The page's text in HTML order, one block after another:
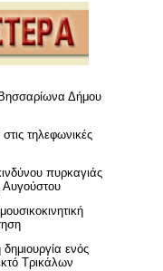
Δήμου
τηλεφωνικές
πυρκαγιάς
Αυγούστου
ενός
Τρικάλων